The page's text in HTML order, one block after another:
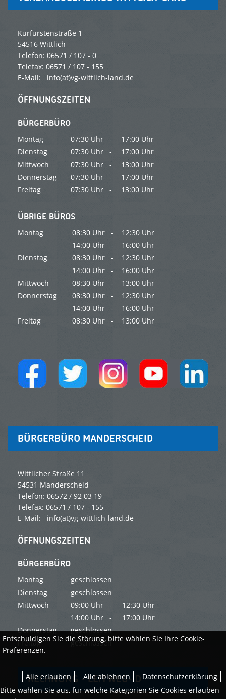
Kurfürstenstraße 1
54516 Wittlich
Telefon: 06571 / 107 - 0
Telefax: 06571 / 107 - 155
E-Mail: info(at)vg-wittlich-land.de
ÖFFNUNGSZEITEN
BÜRGERBÜRO
Montag 07:30 Uhr -
17:00 Uhr
Dienstag
07:30 Uhr -
17:00 Uhr
Mittwoch
07:30 Uhr -
13:00 Uhr
Donnerstag
07:30 Uhr -
17:00 Uhr
Freitag
07:30 Uhr - 13:00 Uhr
ÜBRIGE BÜROS
Montag 08:30 Uhr -
12:30 Uhr
14:00 Uhr -
16:00 Uhr
Dienstag
08:30 Uhr -
12:30 Uhr
14:00 Uhr -
16:00 Uhr
Mittwoch
08:30 Uhr -
13:00 Uhr
Donnerstag
08:30 Uhr -
12:30 Uhr
14:00 Uhr -
16:00 Uhr
Freitag
08:30 Uhr - 13:00 Uhr
BÜRGERBÜRO MANDERSCHEID
Wittlicher Straße 11
54531 Manderscheid
Telefon: 06572 / 92 03 19
Telefax: 06571 / 107 - 155
E-Mail: info(at)vg-wittlich-land.de
ÖFFNUNGSZEITEN
BÜRGERBÜRO
Montag
geschlossen
Dienstag
geschlossen
Mittwoch
09:00 Uhr - 12:30 Uhr
14:00 Uhr -
17:00 Uhr
Donnerstag
geschlossen
Freitag
geschlossen
RECHNUNG - LEITWEG-ID
Entschuldigen Sie die Störung, bitte wählen Sie Ihre Cookie-
Präferenzen.
Datenschutzerklärung
Bitte wählen Sie aus, für welche Kategorien Sie Cookies erlauben